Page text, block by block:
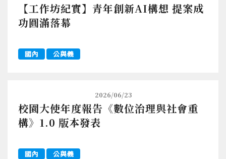
【工作坊紀實】青年創新AI構想 提案成
功圓滿落幕
國內 公與義
2026/06/23
校園大使年度報告《數位治理與社會重
構》1.0 版本發表
國內 公與義